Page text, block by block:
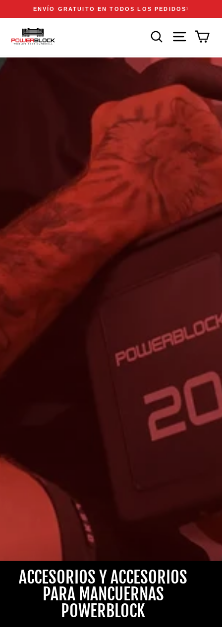
contenido
diapositivas
Announcements
ENVÍO GRATUITO EN TODOS LOS PEDIDOS1
BUSCAR NAVEGACIÓN
ACCESORIOS Y ACCESORIOS
PARA MANCUERNAS
POWERBLOCK